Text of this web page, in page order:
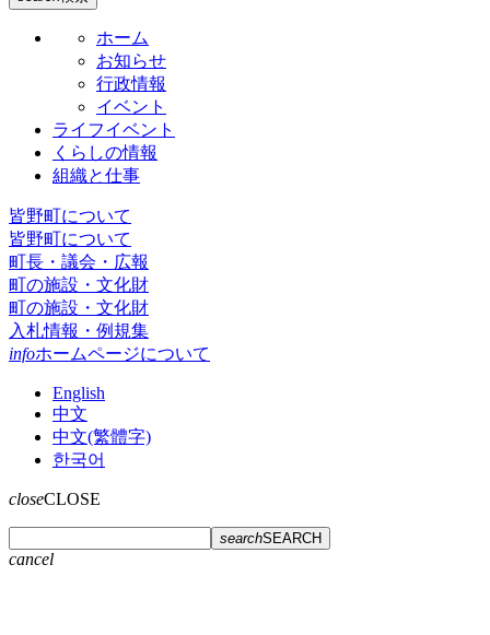
ホーム
お知らせ
行政情報
イベント
ライフイベント
くらしの情報
組織と仕事
皆野町について
皆野町について
町長・議会・広報
町の施設・文化財
町の施設・文化財
入札情報・例規集
infoホームページについて
English
中文
中文(繁體字)
한국어
closeCLOSE
searchSEARCH
cancel